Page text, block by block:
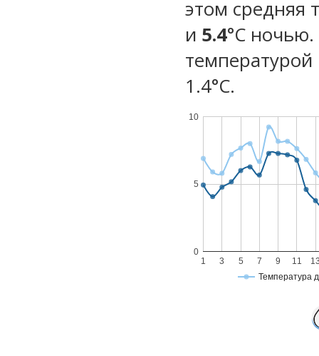
этом средняя
и 5.4°C
температурой
1.4°С.
Температура
1 3 5 7 9 11
0
5
10